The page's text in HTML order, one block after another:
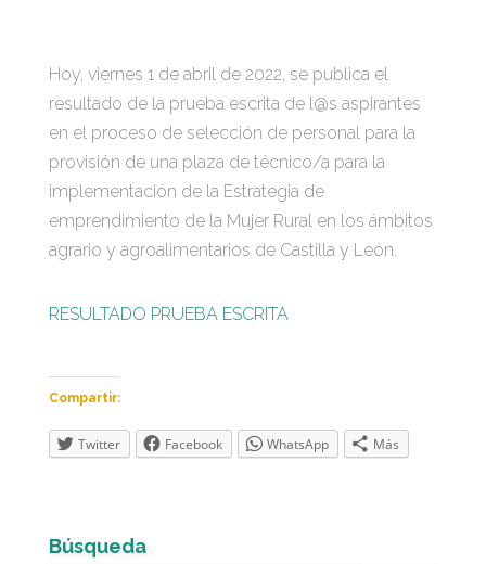
Hoy, viernes 1 de abril de 2022, se publica el
resultado de la prueba escrita de l@s aspirantes
en el proceso de selección de personal para la
provisión de una plaza de técnico/a para la
implementación de la Estrategia de
emprendimiento de la Mujer Rural en los ámbitos
agrario y agroalimentarios de Castilla y León.
RESULTADO PRUEBA ESCRITA
Compartir:
Twitter Facebook WhatsApp Más
Búsqueda